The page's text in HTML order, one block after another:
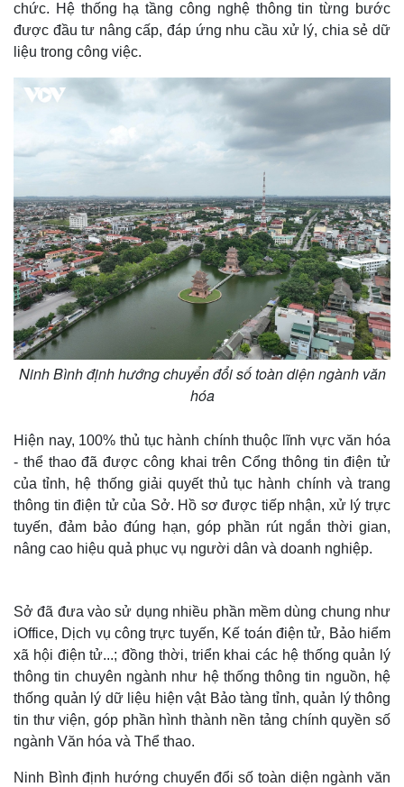
Thế giới
chức. Hệ thống hạ tầng công nghệ thông tin từng bước
được đầu tư nâng cấp, đáp ứng nhu cầu xử lý, chia sẻ dữ
liệu trong công việc.
Ninh Bình định hướng chuyển đổi số toàn diện ngành văn
hóa
Hiện nay, 100% thủ tục hành chính thuộc lĩnh vực văn hóa
- thể thao đã được công khai trên Cổng thông tin điện tử
của tỉnh, hệ thống giải quyết thủ tục hành chính và trang
thông tin điện tử của Sở. Hồ sơ được tiếp nhận, xử lý trực
tuyến, đảm bảo đúng hạn, góp phần rút ngắn thời gian,
nâng cao hiệu quả phục vụ người dân và doanh nghiệp.
Sở đã đưa vào sử dụng nhiều phần mềm dùng chung như
iOffice, Dịch vụ công trực tuyến, Kế toán điện tử, Bảo hiểm
xã hội điện tử...; đồng thời, triển khai các hệ thống quản lý
thông tin chuyên ngành như hệ thống thông tin nguồn, hệ
thống quản lý dữ liệu hiện vật Bảo tàng tỉnh, quản lý thông
tin thư viện, góp phần hình thành nền tảng chính quyền số
ngành Văn hóa và Thể thao.
Ninh Bình định hướng chuyển đổi số toàn diện ngành văn